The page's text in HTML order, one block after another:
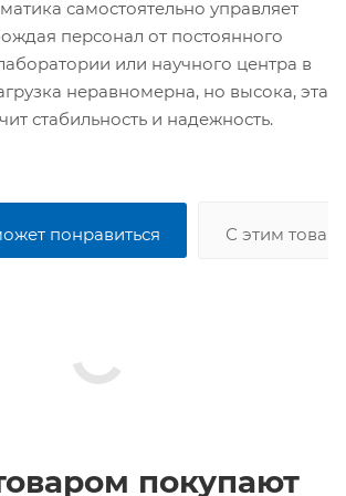
самостоятельно управляет
персонал от постоянного
или научного центра в
неравномерна, но высока, эта
стабильность и надежность.
понравиться С этим
покупают